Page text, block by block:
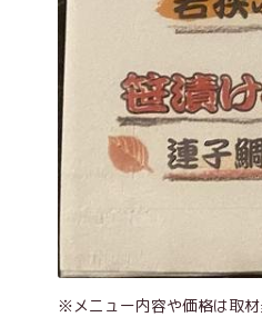
※メニュー内容や価格は取